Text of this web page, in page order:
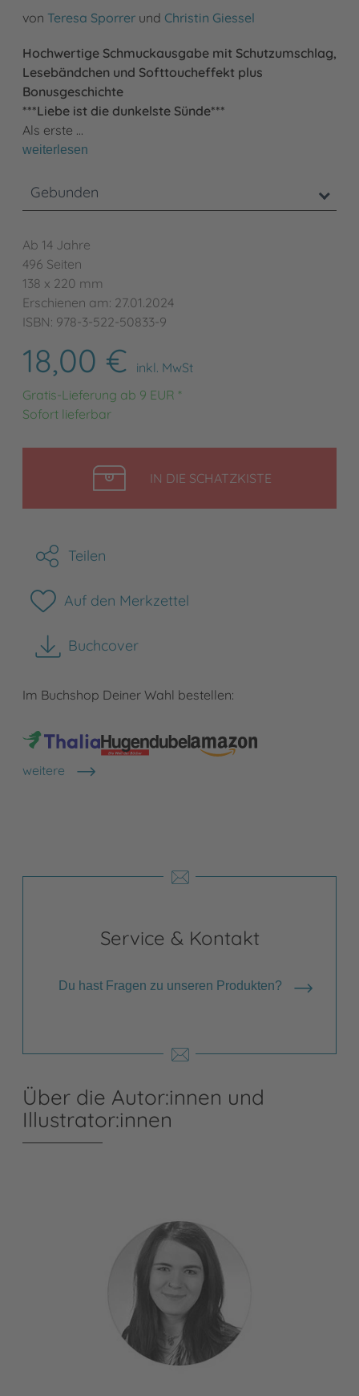
von Teresa Sporrer und Christin Giessel
Hochwertige Schmuckausgabe mit Schutzumschlag,
Lesebändchen und Softtoucheffekt plus
Bonusgeschichte
***Liebe ist die dunkelste Sünde***
Als erste …
weiterlesen
Gebunden
Ab 14 Jahre
496 Seiten
138 x 220 mm
Erschienen am: 27.01.2024
ISBN: 978-3-522-50833-9
18,00 €
inkl. MwSt
Gratis-Lieferung ab 9 EUR *
Sofort lieferbar
IN DIE SCHATZKISTELEGEN
Teilen
Auf den Merkzettel
Buchcover
herunterladen
Im Buchshop Deiner Wahl bestellen:
weitere
Shops anzeigen
Service & Kontakt
Du hast Fragen zu unseren Produkten?
Über die Autor:innen und
Illustrator:innen